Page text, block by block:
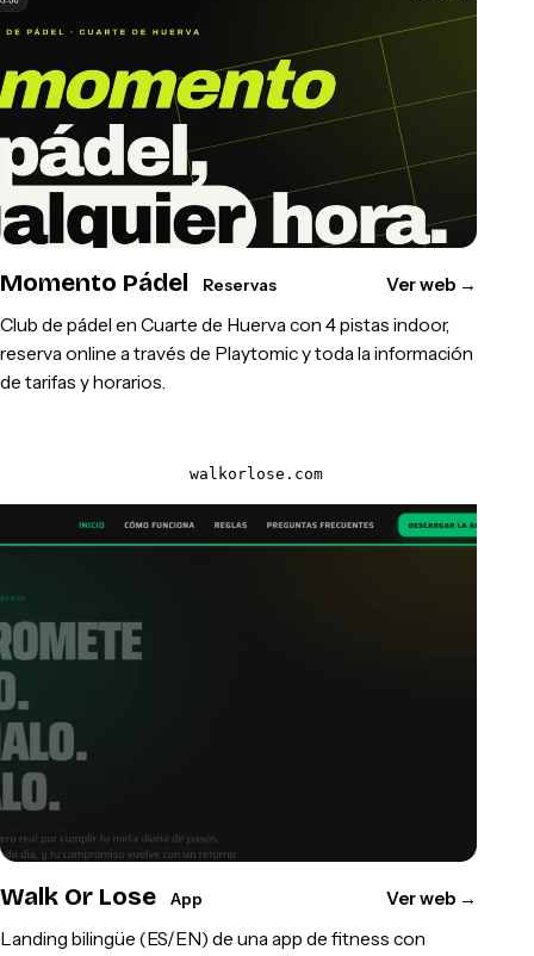
Momento Pádel Reservas Ver web →
Club de pádel en Cuarte de Huerva con 4 pistas indoor,
reserva online a través de Playtomic y toda la información
de tarifas y horarios.
walkorlose.com
Walk Or Lose App Ver web →
Landing bilingüe (ES/EN) de una app de fitness con